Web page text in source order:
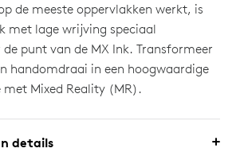
de meeste oppervlakken werkt, is
met lage wrijving speciaal
punt van de MX Ink. Transformeer
handomdraai in een hoogwaardige
Mixed Reality (MR).
details